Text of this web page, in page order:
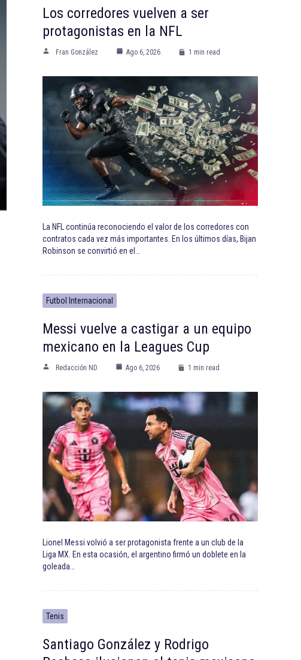
Los corredores vuelven a ser
protagonistas en la NFL
Fran González Ago 6, 2026 1 min read
La NFL continúa reconociendo el valor de los corredores con
contratos cada vez más importantes. En los últimos días, Bijan
Robinson se convirtió en el…
Futbol Internacional
Messi vuelve a castigar a un equipo
mexicano en la Leagues Cup
Redacción ND Ago 6, 2026 1 min read
Lionel Messi volvió a ser protagonista frente a un club de la
Liga MX. En esta ocasión, el argentino firmó un doblete en la
goleada…
Tenis
Santiago González y Rodrigo